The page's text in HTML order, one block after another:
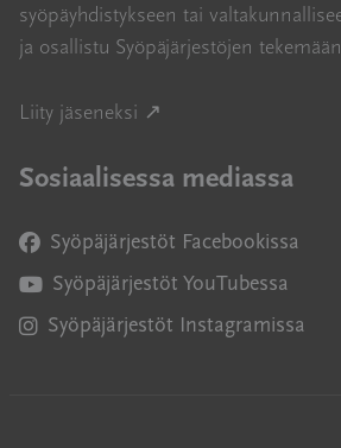
syöpäyhdistykseen tai
ja osallistu Syöpäjärjestöjen
Liity jäseneksi ↗
Sosiaalisessa mediassa
Syöpäjärjestöt Facebookissa
Avautuu uuteen ikkunaan
Syöpäjärjestöt YouTubessa
Avautuu uuteen ikkunaan
Syöpäjärjestöt Instagramissa
Avautuu uuteen ikkunaan